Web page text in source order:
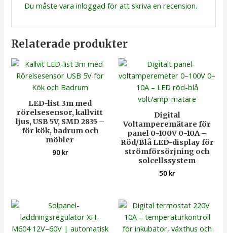
Du måste vara inloggad för att skriva en recension.
Relaterade produkter
LED-list 3m med
rörelsesensor, kallvitt
ljus, USB 5V, SMD 2835 –
för kök, badrum och
möbler
90kr
Digital
Voltamperemätare för
panel 0-100V 0-10A –
Röd/Blå LED-display för
strömförsörjning och
solcellssystem
50kr